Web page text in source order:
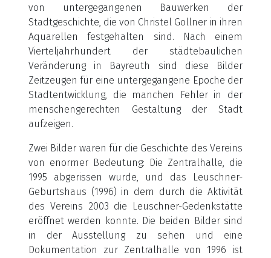
von untergegangenen Bauwerken der
Stadtgeschichte, die von Christel Gollner in ihren
Aquarellen festgehalten sind. Nach einem
Vierteljahrhundert der städtebaulichen
Veränderung in Bayreuth sind diese Bilder
Zeitzeugen für eine untergegangene Epoche der
Stadtentwicklung, die manchen Fehler in der
menschengerechten Gestaltung der Stadt
aufzeigen.
Zwei Bilder waren für die Geschichte des Vereins
von enormer Bedeutung: Die Zentralhalle, die
1995 abgerissen wurde, und das Leuschner-
Geburtshaus (1996) in dem durch die Aktivität
des Vereins 2003 die Leuschner-Gedenkstätte
eröffnet werden konnte. Die beiden Bilder sind
in der Ausstellung zu sehen und eine
Dokumentation zur Zentralhalle von 1996 ist